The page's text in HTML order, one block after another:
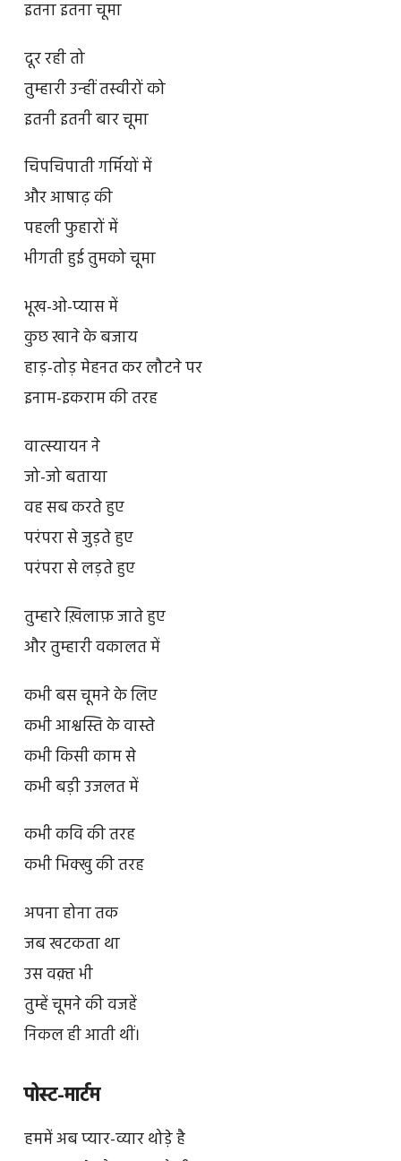
इतना इतना चूमा
दूर रही तो
तुम्हारी उन्हीं तस्वीरों को
इतनी इतनी बार चूमा
चिपचिपाती गर्मियों में
और आषाढ़ की
पहली फुहारों में
भीगती हुई तुमको चूमा
भूख-ओ-प्यास में
कुछ खाने के बजाय
हाड़-तोड़ मेहनत कर लौटने पर
इनाम-इकराम की तरह
वात्स्यायन ने
जो-जो बताया
वह सब करते हुए
परंपरा से जुड़ते हुए
परंपरा से लड़ते हुए
तुम्हारे ख़िलाफ़ जाते हुए
और तुम्हारी वकालत में
कभी बस चूमने के लिए
कभी आश्वस्ति के वास्ते
कभी किसी काम से
कभी बड़ी उजलत में
कभी कवि की तरह
कभी भिक्खु की तरह
अपना होना तक
जब खटकता था
उस वक़्त भी
तुम्हें चूमने की वजहें
निकल ही आती थीं।
पोस्ट-मार्टम
हममें अब प्यार-व्यार थोड़े है